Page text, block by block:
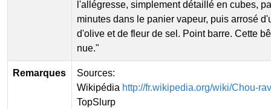
l'allégresse, simplement détaillé en cubes,
minutes dans le panier vapeur, puis arrosé
d'olive et de fleur de sel. Point barre. Cette
nue."
Remarques
Sources:
Wikipédia http://fr.wikipedia.org/wiki/Chou-
TopSlurp